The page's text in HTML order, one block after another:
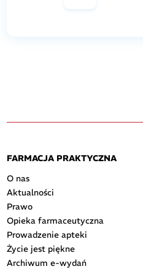
FARMACJA PRAKTYCZNA
O nas
Aktualności
Prawo
Opieka farmaceutyczna
Prowadzenie apteki
Życie jest piękne
Archiwum e-wydań